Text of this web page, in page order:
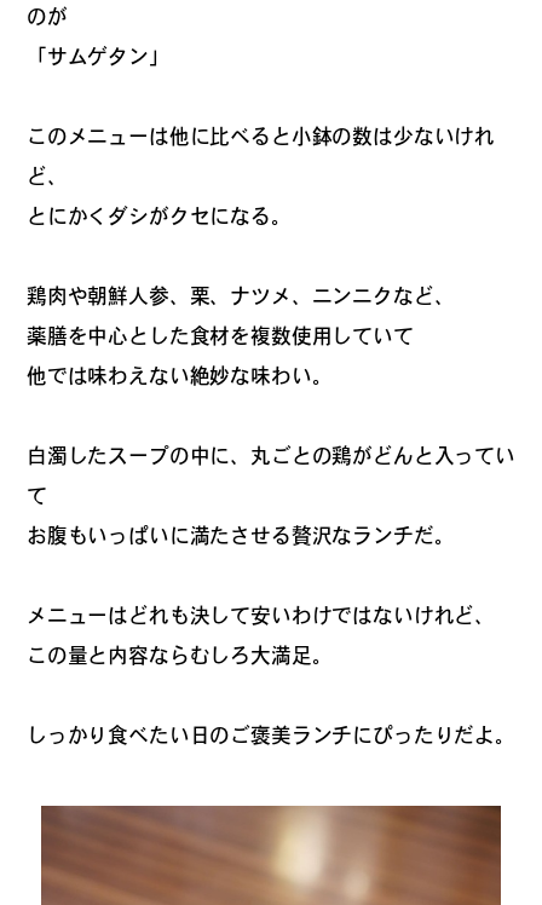
# 書店巡り
#イベント
#ランチ
のが
「サムゲタン」
このメニューは他に比べると小鉢の数は少ないけれ
ど、
とにかくダシがクセになる。
鶏肉や朝鮮人参、栗、ナツメ、ニンニクなど、
薬膳を中心とした食材を複数使用していて
他では味わえない絶妙な味わい。
白濁したスープの中に、丸ごとの鶏がどんと入ってい
て
お腹もいっぱいに満たさせる贅沢なランチだ。
メニューはどれも決して安いわけではないけれど、
この量と内容ならむしろ大満足。
しっかり食べたい日のご褒美ランチにぴったりだよ。